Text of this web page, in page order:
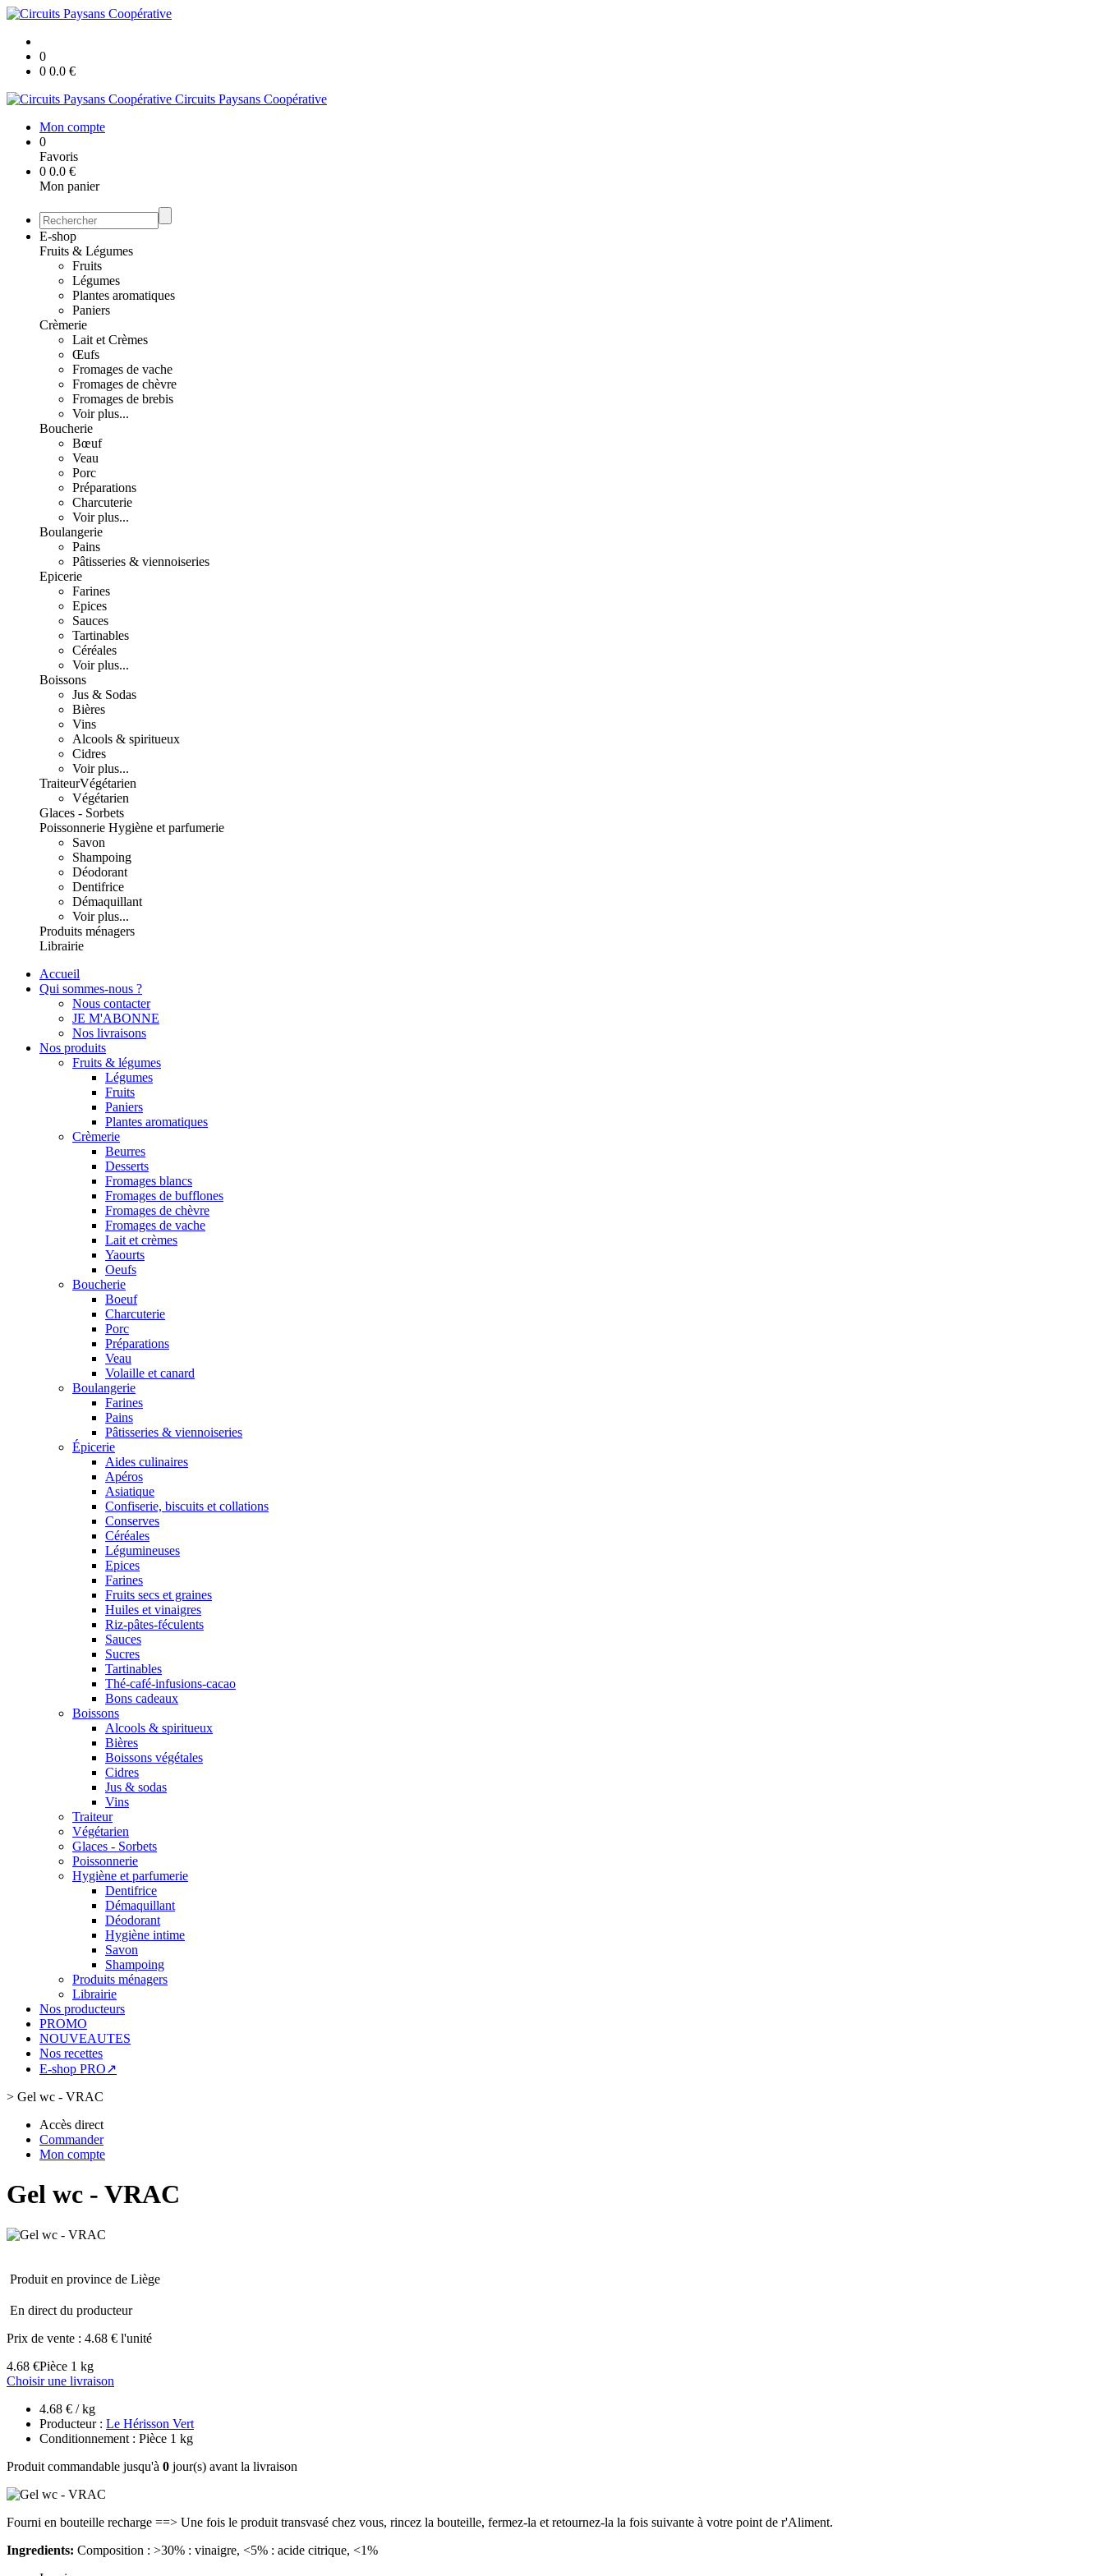
0
0 0.0 €
Circuits Paysans Coopérative
Mon compte
0
Favoris
0 0.0 €
Mon panier
E-shop
Fruits & Légumes
Fruits
Légumes
Plantes aromatiques
Paniers
Crèmerie
Lait et Crèmes
Œufs
Fromages de vache
Fromages de chèvre
Fromages de brebis
Voir plus...
Boucherie
Bœuf
Veau
Porc
Préparations
Charcuterie
Voir plus...
Boulangerie
Pains
Pâtisseries & viennoiseries
Epicerie
Farines
Epices
Sauces
Tartinables
Céréales
Voir plus...
Boissons
Jus & Sodas
Bières
Vins
Alcools & spiritueux
Cidres
Voir plus...
TraiteurVégétarien
Végétarien
Glaces - Sorbets
Poissonnerie Hygiène et parfumerie
Savon
Shampoing
Déodorant
Dentifrice
Démaquillant
Voir plus...
Produits ménagers
Librairie
Accueil
Qui sommes-nous ?
Nous contacter
JE M'ABONNE
Nos livraisons
Nos produits
Fruits & légumes
Légumes
Fruits
Paniers
Plantes aromatiques
Crèmerie
Beurres
Desserts
Fromages blancs
Fromages de bufflones
Fromages de chèvre
Fromages de vache
Lait et crèmes
Yaourts
Oeufs
Boucherie
Boeuf
Charcuterie
Porc
Préparations
Veau
Volaille et canard
Boulangerie
Farines
Pains
Pâtisseries & viennoiseries
Épicerie
Aides culinaires
Apéros
Asiatique
Confiserie, biscuits et collations
Conserves
Céréales
Légumineuses
Epices
Farines
Fruits secs et graines
Huiles et vinaigres
Riz-pâtes-féculents
Sauces
Sucres
Tartinables
Thé-café-infusions-cacao
Bons cadeaux
Boissons
Alcools & spiritueux
Bières
Boissons végétales
Cidres
Jus & sodas
Vins
Traiteur
Végétarien
Glaces - Sorbets
Poissonnerie
Hygiène et parfumerie
Dentifrice
Démaquillant
Déodorant
Hygiène intime
Savon
Shampoing
Produits ménagers
Librairie
Nos producteurs
PROMO
NOUVEAUTES
Nos recettes
E-shop PRO↗
> Gel wc - VRAC
Accès direct
Commander
Mon compte
Gel wc - VRAC
Produit en province de Liège
En direct du producteur
Prix de vente : 4.68 € l'unité
4.68 €Pièce 1 kg
Choisir une livraison
4.68 € / kg
Producteur : Le Hérisson Vert
Conditionnement : Pièce 1 kg
Produit commandable jusqu'à 0 jour(s) avant la livraison
Fourni en bouteille recharge ==> Une fois le produit transvasé chez vous, rincez la bouteille, fermez-la et retournez-la la fois suivante à votre point de r'Aliment.
Ingredients: Composition : >30% : vinaigre, <5% : acide citrique, <1%